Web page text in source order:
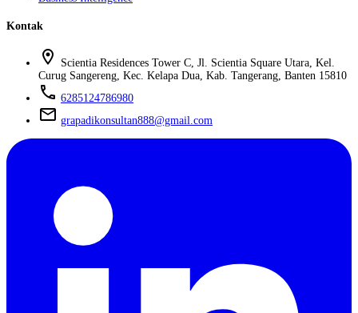
Kontak
location_on
Scientia Residences Tower C, Jl. Scientia Square Utara, Kel.
Curug Sangereng, Kec. Kelapa Dua, Kab. Tangerang, Banten 15810
phone 6285124786980
mail grapadikonsultan888@gmail.com